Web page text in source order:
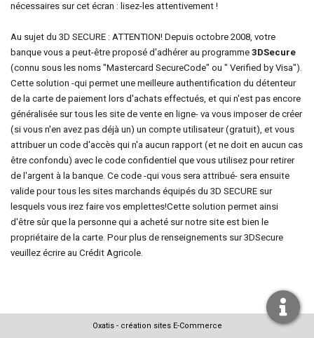
nécessaires sur cet écran : lisez-les attentivement !
Au sujet du 3D SECURE : ATTENTION! Depuis octobre 2008, votre
banque vous a peut-être proposé d'adhérer au programme 3DSecure
(connu sous les noms "Mastercard SecureCode" ou " Verified by Visa").
Cette solution -qui permet une meilleure authentification du détenteur
de la carte de paiement lors d'achats effectués, et qui n'est pas encore
généralisée sur tous les site de vente en ligne- va vous imposer de créer
(si vous n'en avez pas déjà un) un compte utilisateur (gratuit), et vous
attribuer un code d'accès qui n'a aucun rapport (et ne doit en aucun cas
être confondu) avec le code confidentiel que vous utilisez pour retirer
de l'argent à la banque. Ce code -qui vous sera attribué- sera ensuite
valide pour tous les sites marchands équipés du 3D SECURE sur
lesquels vous irez faire vos emplettes!Cette solution permet ainsi
d'être sûr que la personne qui a acheté sur notre site est bien le
propriétaire de la carte. Pour plus de renseignements sur 3DSecure
veuillez écrire au Crédit Agricole.
Oxatis - création sites E-Commerce